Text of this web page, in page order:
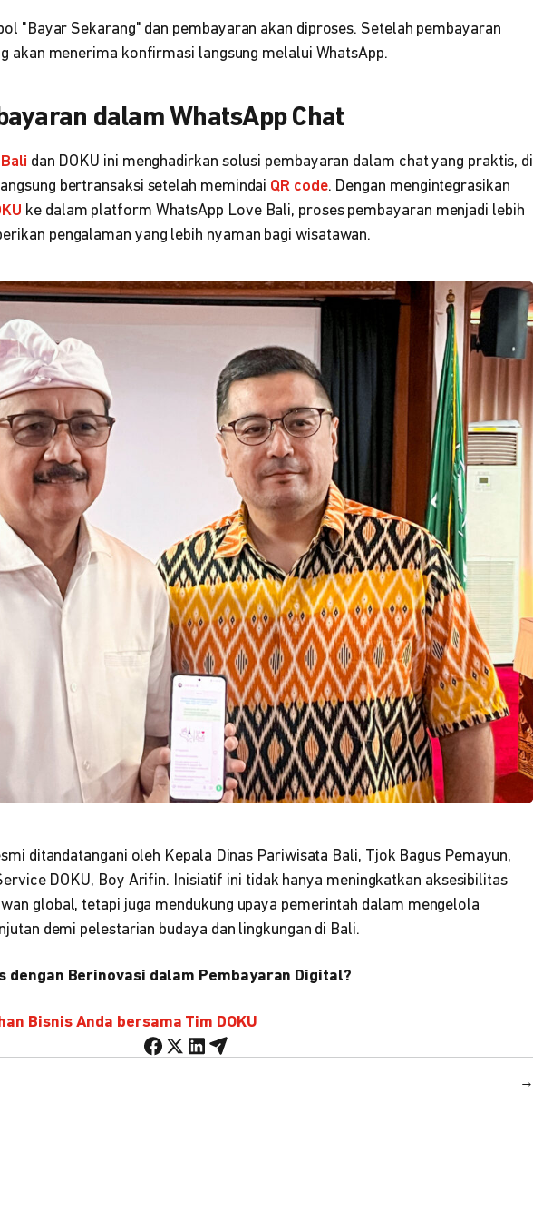
"Bayar Sekarang" dan pembayaran akan diproses. Setelah pembayaran
akan menerima konfirmasi langsung melalui WhatsApp.
dalam WhatsApp Chat
dan DOKU ini menghadirkan solusi pembayaran dalam chat yang praktis, di
bertransaksi setelah memindai QR code. Dengan mengintegrasikan
ke dalam platform WhatsApp Love Bali, proses pembayaran menjadi lebih
pengalaman yang lebih nyaman bagi wisatawan.
ditandatangani oleh Kepala Dinas Pariwisata Bali, Tjok Bagus Pemayun,
DOKU, Boy Arifin. Inisiatif ini tidak hanya meningkatkan aksesibilitas
global, tetapi juga mendukung upaya pemerintah dalam mengelola
demi pelestarian budaya dan lingkungan di Bali.
dengan Berinovasi dalam Pembayaran Digital?
Bisnis Anda bersama Tim DOKU
→